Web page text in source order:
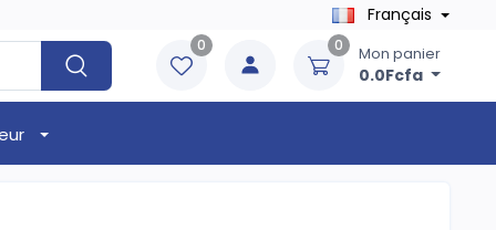
Français
0 0 Mon panier
0.0Fcfa